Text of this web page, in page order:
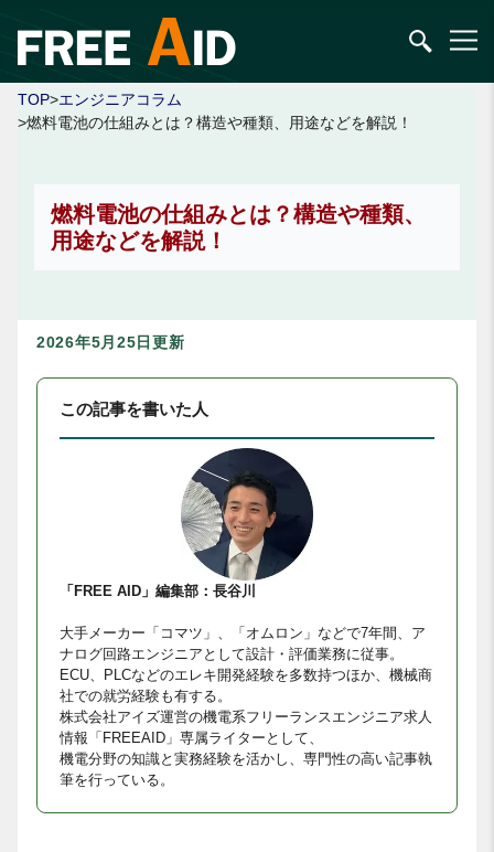
TOP>エンジニアコラム
>燃料電池の仕組みとは？構造や種類、用途などを解説！
燃料電池の仕組みとは？構造や種類、
用途などを解説！
2026年5月25日更新
この記事を書いた人
「FREE AID」編集部：長谷川
大手メーカー「コマツ」、「オムロン」などで7年間、ア
ナログ回路エンジニアとして設計・評価業務に従事。
ECU、PLCなどのエレキ開発経験を多数持つほか、機械商
社での就労経験も有する。
株式会社アイズ運営の機電系フリーランスエンジニア求人
情報「FREEAID」専属ライターとして、
機電分野の知識と実務経験を活かし、専門性の高い記事執
筆を行っている。